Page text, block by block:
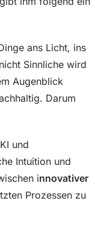
ans Licht, ins
Sinnliche wird
Augenblick
Darum
und
Intuition und
innovativer
Prozessen zu